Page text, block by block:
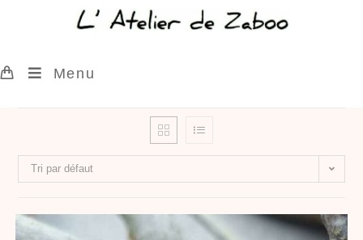
Menu
Tri par défaut